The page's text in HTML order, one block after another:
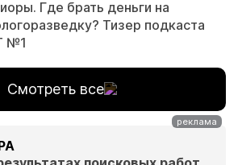
Где брать деньги на
Тизер подкаста
№1
Смотреть все